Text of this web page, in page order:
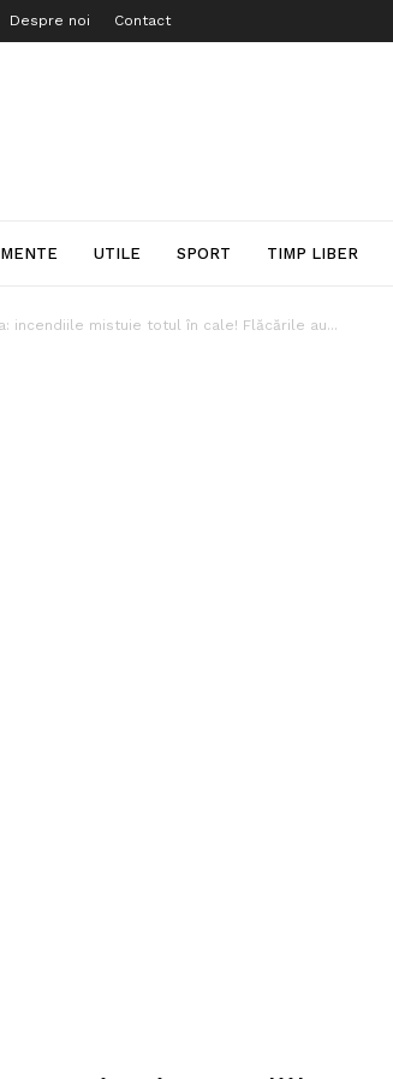
Despre noi Contact
UTILE SPORT TIMP LIBER
incendiile mistuie totul în cale! Flăcările au...